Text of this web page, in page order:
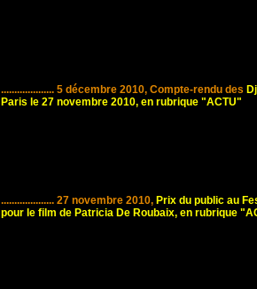
.................... 5 décembre 2010, Compte-rendu des
Paris le 27 novembre 2010, en rubrique "ACTU"
.................... 27 novembre 2010, Prix du public au
pour le film de Patricia De Roubaix, en rubrique